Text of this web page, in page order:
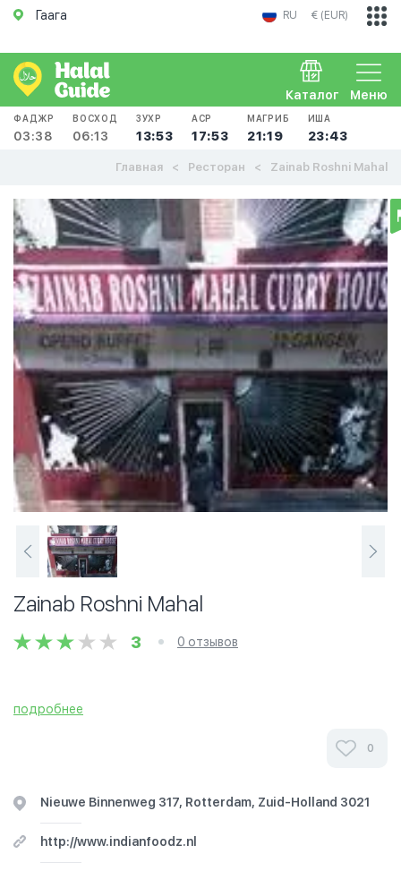
Гаага RU € (EUR)
Меню
Каталог
ФАДЖР
03:38
ВОСХОД
06:13
ЗУХР
13:53
АСР
17:53
МАГРИБ
21:19
ИША
23:43
Главная Ресторан Zainab Roshni Mahal
Zainab Roshni Mahal
3 0 отзывов
подробнее
0
Nieuwe Binnenweg 317, Rotterdam, Zuid-Holland 3021
http://www.indianfoodz.nl